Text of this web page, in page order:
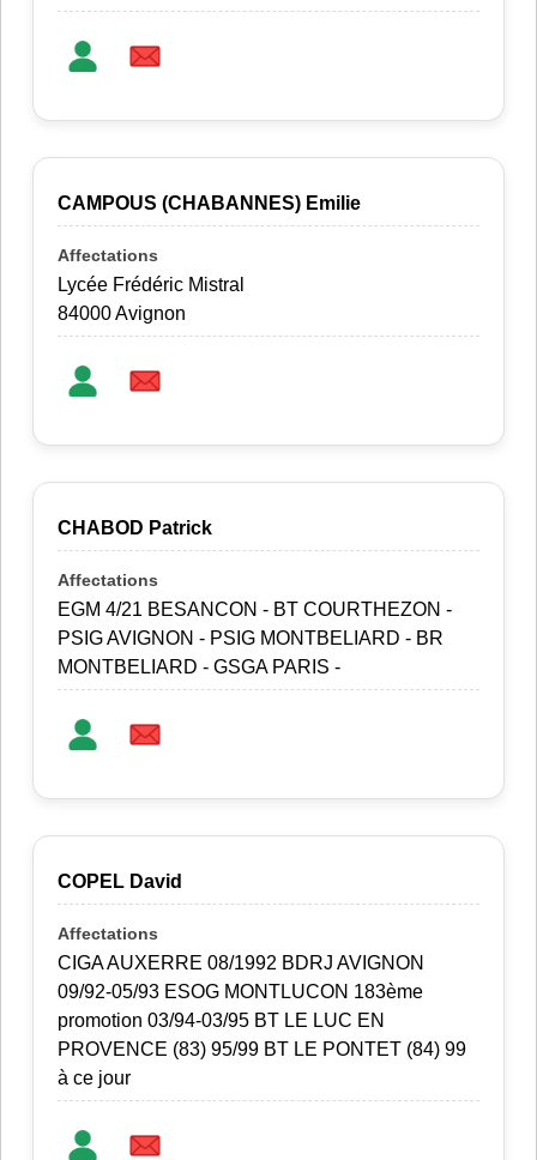
CAMPOUS (CHABANNES) Emilie
Lycée Frédéric Mistral
84000 Avignon
CHABOD Patrick
EGM 4/21 BESANCON - BT COURTHEZON -
PSIG AVIGNON - PSIG MONTBELIARD - BR
MONTBELIARD - GSGA PARIS -
COPEL David
CIGA AUXERRE 08/1992 BDRJ AVIGNON
09/92-05/93 ESOG MONTLUCON 183ème
promotion 03/94-03/95 BT LE LUC EN
PROVENCE (83) 95/99 BT LE PONTET (84) 99
à ce jour